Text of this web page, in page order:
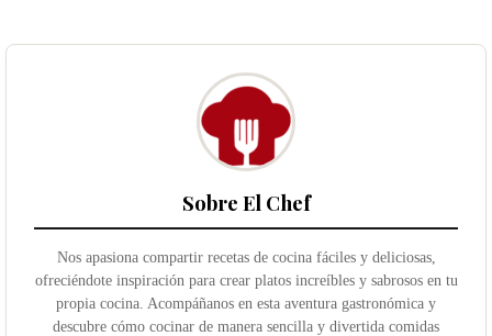
Sobre El Chef
Nos apasiona compartir recetas de cocina fáciles y deliciosas,
ofreciéndote inspiración para crear platos increíbles y sabrosos en tu
propia cocina. Acompáñanos en esta aventura gastronómica y
descubre cómo cocinar de manera sencilla y divertida comidas